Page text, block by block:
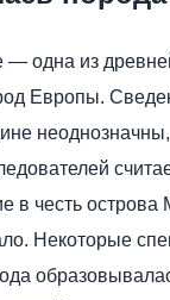
— одна из
Европы.
в честь острова
Некоторые